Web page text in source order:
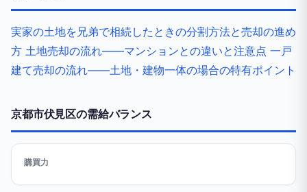
実家の土地を兄弟で相続したときの分割方法と売却の進め
方 土地売却の流れ——マンションとの違いと注意点 一戸
建て売却の流れ——土地・建物一体の場合の特有ポイント
京都市伏見区の需給バランス
購買力